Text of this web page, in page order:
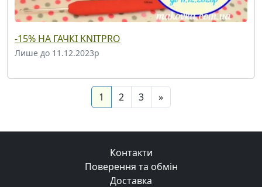
-15% НА ГАЧКІ KNITPRO
Лише до 11.12.2023р
1 (current)
2 3 »Next
Контакти
Поверення та обмін
Доставка